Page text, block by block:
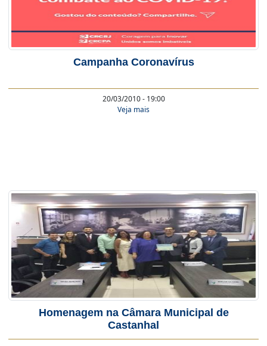
Campanha Coronavírus
20/03/2010 - 19:00
Veja mais
Homenagem na Câmara Municipal de
Castanhal